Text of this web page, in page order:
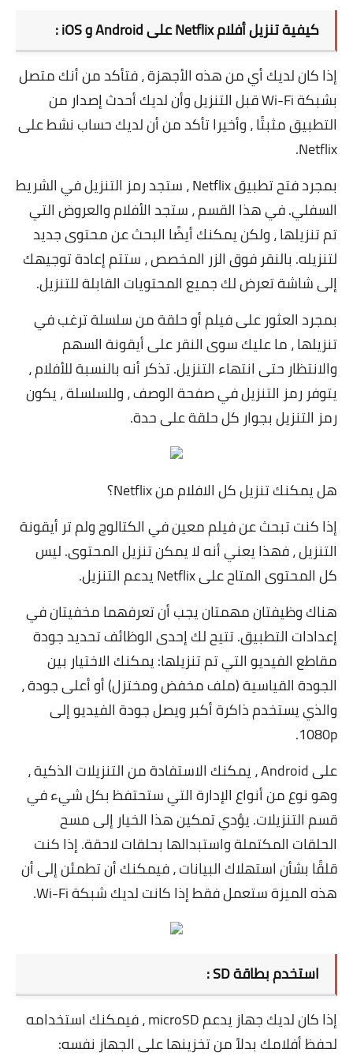
كيفية تنزيل أفلام Netflix على Android و iOS :
إذا كان لديك أي من هذه الأجهزة ، فتأكد من أنك متصل
بشبكة Wi-Fi قبل التنزيل وأن لديك أحدث إصدار من
التطبيق مثبتًا ، وأخيرا تأكد من أن لديك حساب نشط على
Netflix
.
بمجرد فتح تطبيق Netflix ، ستجد رمز التنزيل في الشريط
السفلي. في هذا القسم ، ستجد الأفلام والعروض التي
تم تنزيلها ، ولكن يمكنك أيضًا البحث عن محتوى جديد
لتنزيله. بالنقر فوق الزر المخصص ، ستتم إعادة توجيهك
إلى شاشة تعرض لك جميع المحتويات القابلة للتنزيل.
بمجرد العثور على فيلم أو حلقة من سلسلة ترغب في
تنزيلها ، ما عليك سوى النقر على أيقونة السهم
والانتظار حتى انتهاء التنزيل. تذكر أنه بالنسبة للأفلام ،
يتوفر رمز التنزيل في صفحة الوصف ، وللسلسلة ، يكون
رمز التنزيل بجوار كل حلقة على حدة.
هل يمكنك تنزيل كل الافلام من Netflix؟
إذا كنت تبحث عن فيلم معين في الكتالوج ولم تر أيقونة
التنزيل ، فهذا يعني أنه لا يمكن تنزيل المحتوى. ليس
كل المحتوى المتاح على Netflix يدعم التنزيل.
هناك وظيفتان مهمتان يجب أن تعرفهما مخفيتان في
إعدادات التطبيق. تتيح لك إحدى الوظائف تحديد جودة
مقاطع الفيديو التي تم تنزيلها: يمكنك الاختيار بين
الجودة القياسية (ملف مخفض ومختزل) أو أعلى جودة ،
والذي يستخدم ذاكرة أكبر ويصل جودة الفيديو إلى
1080p.
على Android ، يمكنك الاستفادة من التنزيلات الذكية ،
وهو نوع من أنواع الإدارة التي ستحتفظ بكل شيء في
قسم التنزيلات. يؤدي تمكين هذا الخيار إلى مسح
الحلقات المكتملة واستبدالها بحلقات لاحقة. إذا كنت
قلقًا بشأن استهلاك البيانات ، فيمكنك أن تطمئن إلى أن
هذه الميزة ستعمل فقط إذا كانت لديك شبكة Wi-Fi.
استخدم بطاقة SD :
إذا كان لديك جهاز يدعم microSD ، فيمكنك استخدامه
لحفظ أفلامك بدلاً من تخزينها على الجهاز نفسه: